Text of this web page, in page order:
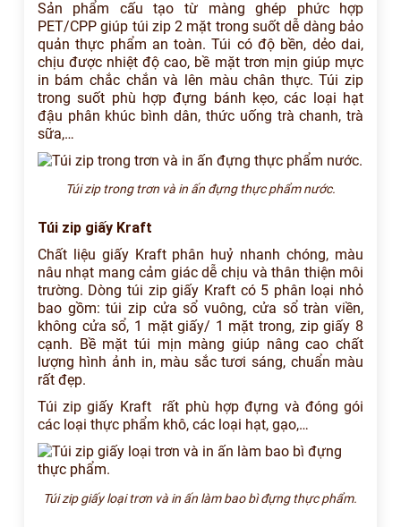
Sản phẩm cấu tạo từ màng ghép phức hợp
PET/CPP giúp túi zip 2 mặt trong suốt dễ dàng bảo
quản thực phẩm an toàn. Túi có độ bền, dẻo dai,
chịu được nhiệt độ cao, bề mặt trơn mịn giúp mực
in bám chắc chắn và lên màu chân thực. Túi zip
trong suốt phù hợp đựng bánh kẹo, các loại hạt
đậu phân khúc bình dân, thức uống trà chanh, trà
sữa,…
Túi zip trong trơn và in ấn đựng thực phẩm nước.
Túi zip giấy Kraft
Chất liệu giấy Kraft phân huỷ nhanh chóng, màu
nâu nhạt mang cảm giác dễ chịu và thân thiện môi
trường. Dòng túi zip giấy Kraft có 5 phân loại nhỏ
bao gồm: túi zip cửa sổ vuông, cửa sổ tràn viền,
không cửa sổ, 1 mặt giấy/ 1 mặt trong, zip giấy 8
cạnh. Bề mặt túi mịn màng giúp nâng cao chất
lượng hình ảnh in, màu sắc tươi sáng, chuẩn màu
rất đẹp.
Túi zip giấy Kraft rất phù hợp đựng và đóng gói
các loại thực phẩm khô, các loại hạt, gạo,…
Túi zip giấy loại trơn và in ấn làm bao bì đựng thực phẩm.